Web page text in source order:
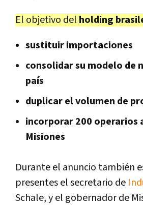
El objetivo del holding
sustituir importaciones
consolidar su modelo de
país
duplicar el volumen de
incorporar 200 operarios
Misiones
Durante el anuncio también
presentes el secretario de
Schale, y el gobernador de